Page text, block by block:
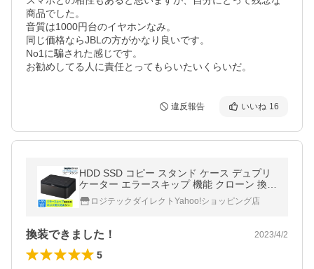
商品でした。
音質は1000円台のイヤホンなみ。
同じ価格ならJBLの方がかなり良いです。
No1に騙された感じです。
お勧めしてる人に責任とってもらいたいくらいだ。
違反報告 いいね 16
HDD SSD コピー スタンド ケース デュプリ
ケーター エラースキップ 機能 クローン 換装
SATA 3.5インチ / 2.5インチ / Win / Mac LHR
-2BDPU3ES ypp
ロジテックダイレクトYahoo!ショッピング店
換装できました！ 2023/4/2
5